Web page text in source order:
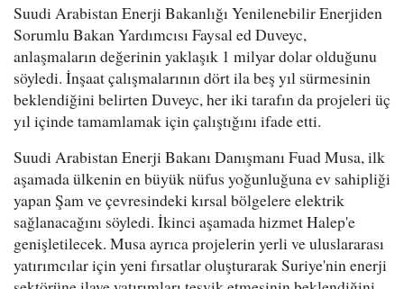
Suudi Arabistan Enerji Bakanlığı Yenilenebilir Enerjiden
Sorumlu Bakan Yardımcısı Faysal ed Duveyc,
anlaşmaların değerinin yaklaşık 1 milyar dolar olduğunu
söyledi. İnşaat çalışmalarının dört ila beş yıl sürmesinin
beklendiğini belirten Duveyc, her iki tarafın da projeleri üç
yıl içinde tamamlamak için çalıştığını ifade etti.
Suudi Arabistan Enerji Bakanı Danışmanı Fuad Musa, ilk
aşamada ülkenin en büyük nüfus yoğunluğuna ev sahipliği
yapan Şam ve çevresindeki kırsal bölgelere elektrik
sağlanacağını söyledi. İkinci aşamada hizmet Halep'e
genişletilecek. Musa ayrıca projelerin yerli ve uluslararası
yatırımcılar için yeni fırsatlar oluşturarak Suriye'nin enerji